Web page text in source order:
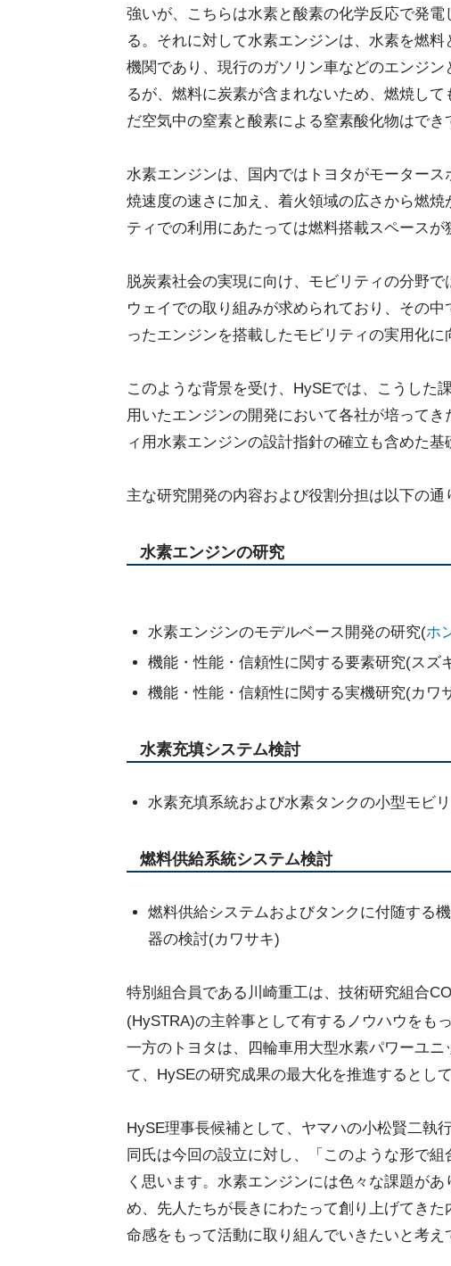
強いが、こちらは水素と酸素の化学反応で発
る。それに対して水素エンジンは、水素を燃
機関であり、現行のガソリン車などのエンジ
るが、燃料に炭素が含まれないため、燃焼し
だ空気中の窒素と酸素による窒素酸化物はでき
水素エンジンは、国内ではトヨタがモーター
焼速度の速さに加え、着火領域の広さから燃
ティでの利用にあたっては燃料搭載スペース
脱炭素社会の実現に向け、モビリティの分野
ウェイでの取り組みが求められており、その
ったエンジンを搭載したモビリティの実用化に
このような背景を受け、HySEでは、こうした
用いたエンジンの開発において各社が培って
ィ用水素エンジンの設計指針の確立も含めた基
主な研究開発の内容および役割分担は以下の通
水素エンジンの研究
水素エンジンのモデルベース開発の研究(ホ
機能・性能・信頼性に関する要素研究(スズ
機能・性能・信頼性に関する実機研究(カワ
水素充填システム検討
水素充填系統および水素タンクの小型モビ
燃料供給系統システム検討
燃料供給システムおよびタンクに付随する
器の検討(カワサキ)
特別組合員である川崎重工は、技術研究組合CO
(HySTRA)の主幹事として有するノウハウをも
一方のトヨタは、四輪車用大型水素パワーユ
て、HySEの研究成果の最大化を推進するとして
HySE理事長候補として、ヤマハの小松賢二執
同氏は今回の設立に対し、「このような形で
く思います。水素エンジンには色々な課題が
め、先人たちが長きにわたって創り上げてき
命感をもって活動に取り組んでいきたいと考え